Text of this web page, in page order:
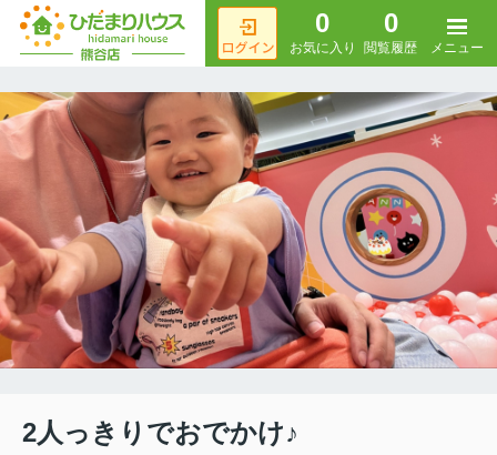
0
お気に入り
0
閲覧履歴 メニュー
2人っきりでおでかけ♪